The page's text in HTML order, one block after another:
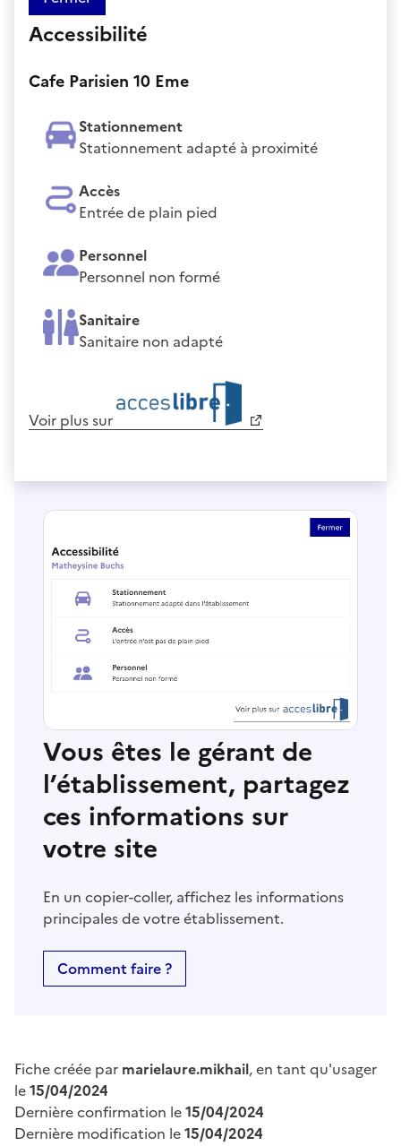
Accessibilité
Cafe Parisien 10 Eme
Stationnement
Stationnement adapté à proximité
Accès
Entrée de plain pied
Personnel
Personnel non formé
Sanitaire
Sanitaire non adapté
Voir plus sur
Vous êtes le gérant de
l’établissement, partagez
ces informations sur
votre site
En un copier-coller, affichez les informations
principales de votre établissement.
Comment faire ?
Fiche créée par marielaure.mikhail, en tant qu'usager
le15/04/2024
Dernière confirmation le15/04/2024
Dernière modification le15/04/2024